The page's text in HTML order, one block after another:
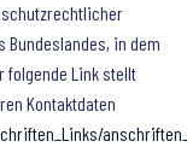
Bundeslandes, in dem
folgende Link stellt
Kontaktdaten